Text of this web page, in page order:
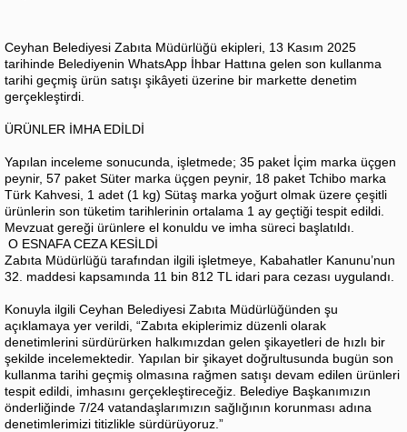
Ceyhan Belediyesi Zabıta Müdürlüğü ekipleri, 13 Kasım 2025
tarihinde Belediyenin WhatsApp İhbar Hattına gelen son kullanma
tarihi geçmiş ürün satışı şikâyeti üzerine bir markette denetim
gerçekleştirdi.
ÜRÜNLER İMHA EDİLDİ
Yapılan inceleme sonucunda, işletmede; 35 paket İçim marka üçgen
peynir, 57 paket Süter marka üçgen peynir, 18 paket Tchibo marka
Türk Kahvesi, 1 adet (1 kg) Sütaş marka yoğurt olmak üzere çeşitli
ürünlerin son tüketim tarihlerinin ortalama 1 ay geçtiği tespit edildi.
Mevzuat gereği ürünlere el konuldu ve imha süreci başlatıldı.
O ESNAFA CEZA KESİLDİ
Zabıta Müdürlüğü tarafından ilgili işletmeye, Kabahatler Kanunu’nun
32. maddesi kapsamında 11 bin 812 TL idari para cezası uygulandı.
Konuyla ilgili Ceyhan Belediyesi Zabıta Müdürlüğünden şu
açıklamaya yer verildi, “Zabıta ekiplerimiz düzenli olarak
denetimlerini sürdürürken halkımızdan gelen şikayetleri de hızlı bir
şekilde incelemektedir. Yapılan bir şikayet doğrultusunda bugün son
kullanma tarihi geçmiş olmasına rağmen satışı devam edilen ürünleri
tespit edildi, imhasını gerçekleştireceğiz. Belediye Başkanımızın
önderliğinde 7/24 vatandaşlarımızın sağlığının korunması adına
denetimlerimizi titizlikle sürdürüyoruz.”